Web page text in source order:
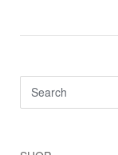
Search